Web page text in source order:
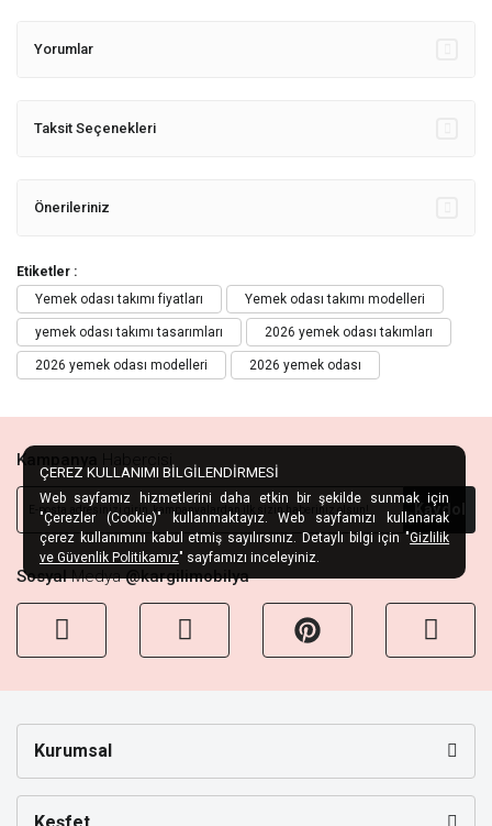
Yorumlar
Taksit Seçenekleri
Önerileriniz
Etiketler :
Yemek odası takımı fiyatları
Yemek odası takımı modelleri
yemek odası takımı tasarımları 2026 yemek odası takımları
2026 yemek odası modelleri 2026 yemek odası
Kampanya
Kaydol
SosyalMedya@kargilimobilya
Kurumsal
ÇEREZ KULLANIMI BİLGİLENDİRMESİ
Web sayfamız hizmetlerini daha etkin bir şekilde sunmak için
"Çerezler (Cookie)" kullanmaktayız. Web sayfamızı kullanarak
çerez kullanımını kabul etmiş sayılırsınız. Detaylı bilgi için "Gizlilik
ve Güvenlik Politikamız" sayfamızı inceleyiniz.